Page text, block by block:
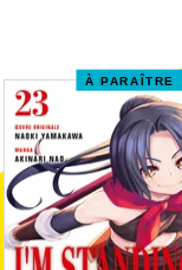
À PARAÎTRE